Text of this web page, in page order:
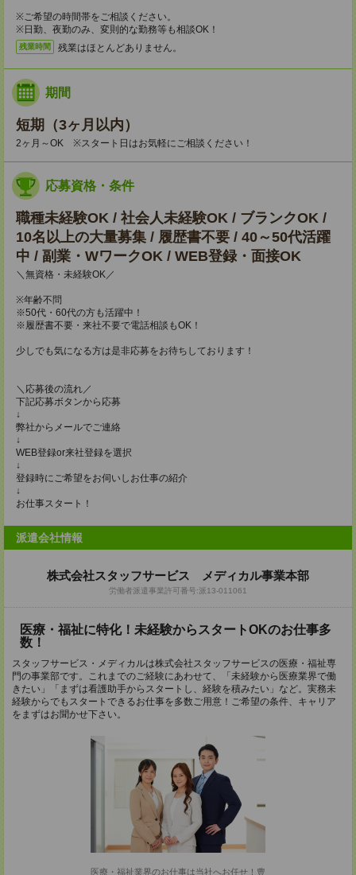
※ご希望の時間帯をご相談ください。
※日勤、夜勤のみ、変則的な勤務等も相談OK！
残業時間 残業はほとんどありません。
期間
短期（3ヶ月以内）
2ヶ月～OK ※スタート日はお気軽にご相談ください！
応募資格・条件
職種未経験OK / 社会人未経験OK / ブランクOK /
10名以上の大量募集 / 履歴書不要 / 40～50代活躍
中 / 副業・WワークOK / WEB登録・面接OK
＼無資格・未経験OK／
※年齢不問
※50代・60代の方も活躍中！
※履歴書不要・来社不要で電話相談もOK！
少しでも気になる方は是非応募をお待ちしております！
＼応募後の流れ／
下記応募ボタンから応募
↓
弊社からメールでご連絡
↓
WEB登録or来社登録を選択
↓
登録時にご希望をお伺いしお仕事の紹介
↓
お仕事スタート！
派遣会社情報
株式会社スタッフサービス メディカル事業本部
労働者派遣事業許可番号:派13-011061
医療・福祉に特化！未経験からスタートOKのお仕事多
数！
スタッフサービス・メディカルは株式会社スタッフサービスの医療・福祉専
門の事業部です。これまでのご経験にあわせて、「未経験から医療業界で働
きたい」「まずは看護助手からスタートし、経験を積みたい」など。実務未
経験からでもスタートできるお仕事を多数ご用意！ご希望の条件、キャリア
をまずはお聞かせ下さい。
医療・福祉業界のお仕事は当社へお任せ！豊